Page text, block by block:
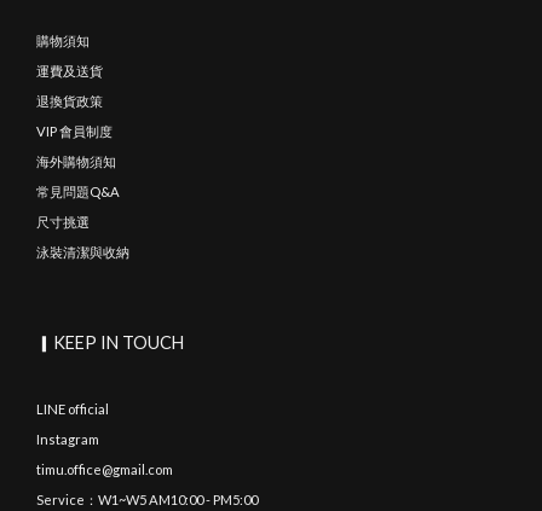
購物須知
運費及送貨
退換貨政策
VIP 會員制度
海外購物須知
常見問題Q&A
尺寸挑選
泳裝清潔與收納
▎KEEP IN TOUCH
LINE official
Instagram
timu.office@gmail.com
Service：W1~W5 AM10:00 - PM5:00